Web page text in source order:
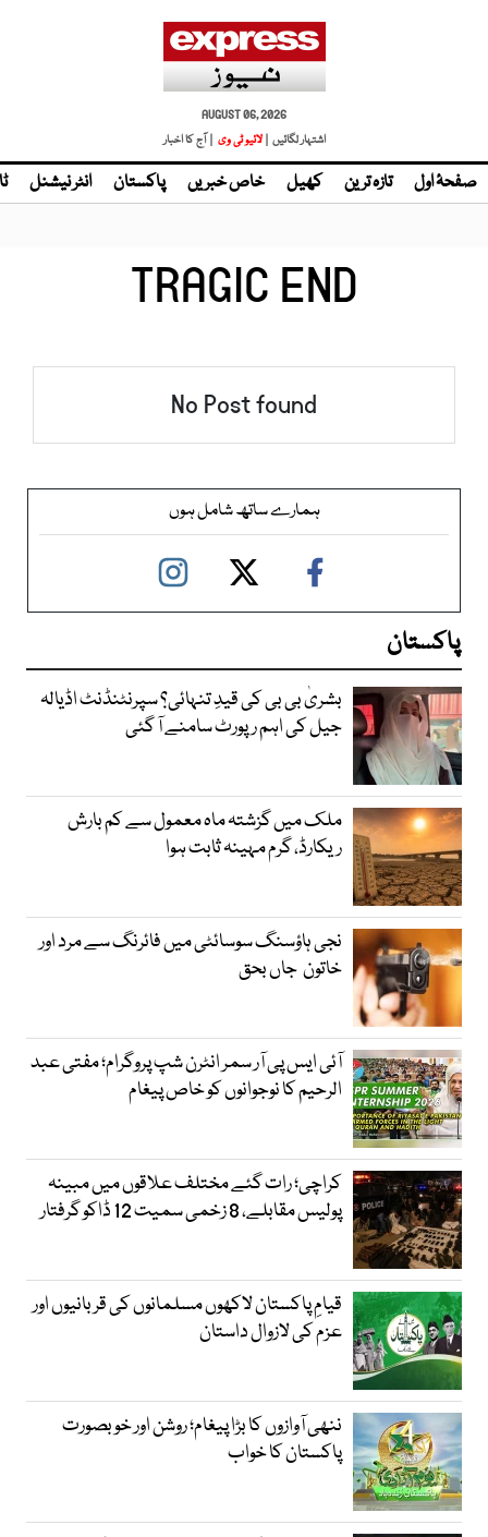
AUGUST 06, 2026
اشتہار لگائیں | لائیو ٹی وی | آج کا اخبار
صفحۂ اول تازہ ترین کھیل خاص خبریں پاکستان انٹر نیشنل
TRAGIC END
No Post found
ہمارے ساتھ شامل ہوں
پاکستان
بشریٰ بی بی کی قیدِ تنہائی؟ سپرنٹنڈنٹ اڈیالہ
جیل کی اہم رپورٹ سامنے آ گئی
ملک میں گزشتہ ماہ معمول سے کم بارش
ریکارڈ، گرم مہینہ ثابت ہوا
نجی ہاؤسنگ سوسائٹی میں فائرنگ سے مرد اور
خاتون جاں بحق
آئی ایس پی آر سمر انٹرن شپ پروگرام؛ مفتی عبد
الرحیم کا نوجوانوں کو خاص پیغام
کراچی؛ رات گئے مختلف علاقوں میں مبینہ
پولیس مقابلے، 8 زخمی سمیت 12 ڈاکو گرفتار
قیامِ پاکستان لاکھوں مسلمانوں کی قربانیوں اور
عزم کی لازوال داستان
ننھی آوازوں کا بڑا پیغام؛ روشن اور خوبصورت
پاکستان کا خواب